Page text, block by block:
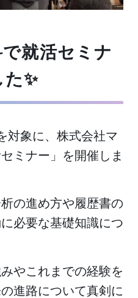
就活セミナ
✨
対象に、株式会社マ
ミナー」を開催しま
の進め方や履歴書の
必要な基礎知識につ
やこれまでの経験を
進路について真剣に